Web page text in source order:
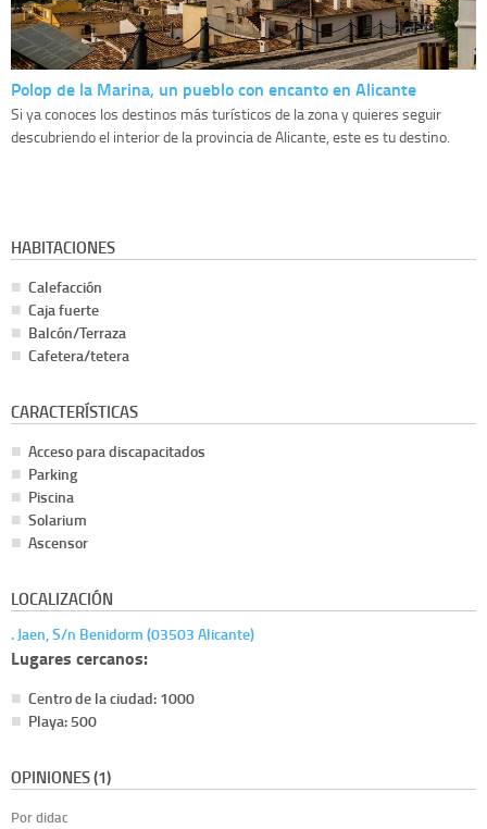
Polop de la Marina, un pueblo con encanto en Alicante
Si ya conoces los destinos más turísticos de la zona y quieres seguir
descubriendo el interior de la provincia de Alicante, este es tu destino.
HABITACIONES
Calefacción
Caja fuerte
Balcón/Terraza
Cafetera/tetera
CARACTERÍSTICAS
Acceso para discapacitados
Parking
Piscina
Solarium
Ascensor
LOCALIZACIÓN
. Jaen, S/n Benidorm (03503 Alicante)
Lugares cercanos:
Centro de la ciudad: 1000
Playa: 500
OPINIONES (1)
Por didac